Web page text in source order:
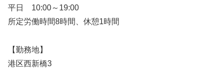
平日 10:00～19:00
所定労働時間8時間、休憩1時間
【勤務地】
港区西新橋3